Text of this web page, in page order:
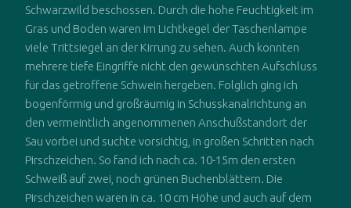
Schwarzwild beschossen. Durch die hohe Feuchtigkeit im
Gras und Boden waren im Lichtkegel der Taschenlampe
viele Trittsiegel an der Kirrung zu sehen. Auch konnten
mehrere tiefe Eingriffe nicht den gewünschten Aufschluss
für das getroffene Schwein hergeben. Folglich ging ich
bogenförmig und großräumig in Schusskanalrichtung an
den vermeintlich angenommenen Anschußstandort der
Sau vorbei und suchte vorsichtig, in großen Schritten nach
Pirschzeichen. So fand ich nach ca. 10-15m den ersten
Schweiß auf zwei, noch grünen Buchenblättern. Die
Pirschzeichen waren in ca. 10 cm Höhe und auch auf dem